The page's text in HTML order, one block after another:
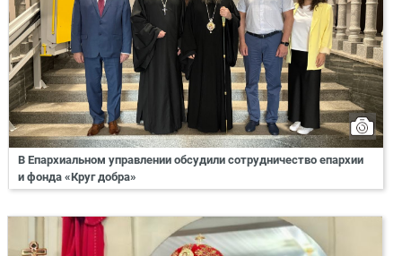
В Епархиальном управлении обсудили сотрудничество епархии
и фонда «Круг добра»